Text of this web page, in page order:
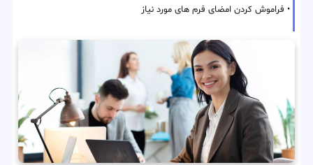
• فراموش کردن امضای فرم های مورد نیاز